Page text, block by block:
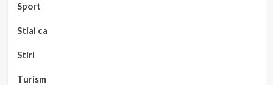
Sport
Stiai ca
Stiri
Turism